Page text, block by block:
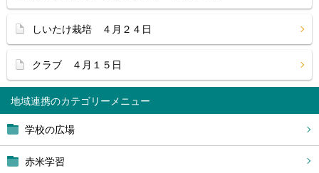
地域連携
学校の広場
赤米学習
しいたけ栽培 ４月２４日
クラブ ４月１５日